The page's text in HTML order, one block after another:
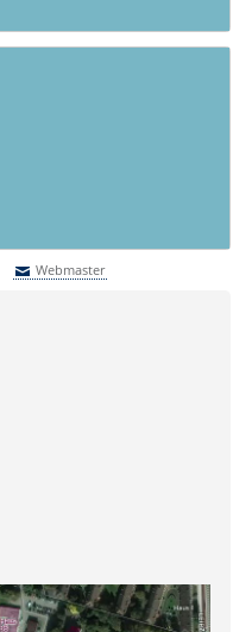
Webmaster